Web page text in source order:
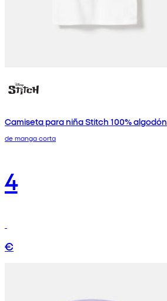
Camiseta para niña Stitch 100% algodón
de manga corta
4
€